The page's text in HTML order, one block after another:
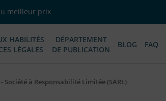
meilleur prix
HABILITÉS
LÉGALES
DÉPARTEMENT
DE PUBLICATION
BLOG FAQ
- Société à Responsabilité Limitée (SARL)